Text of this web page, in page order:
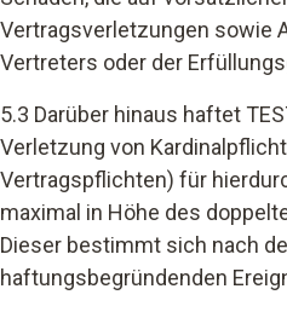
Vertragsverletzungen sowie
Vertreters oder der
5.3 Darüber hinaus haftet
Verletzung von
Vertragspflichten) für
maximal in Höhe des
Dieser bestimmt sich nach
haftungsbegründenden